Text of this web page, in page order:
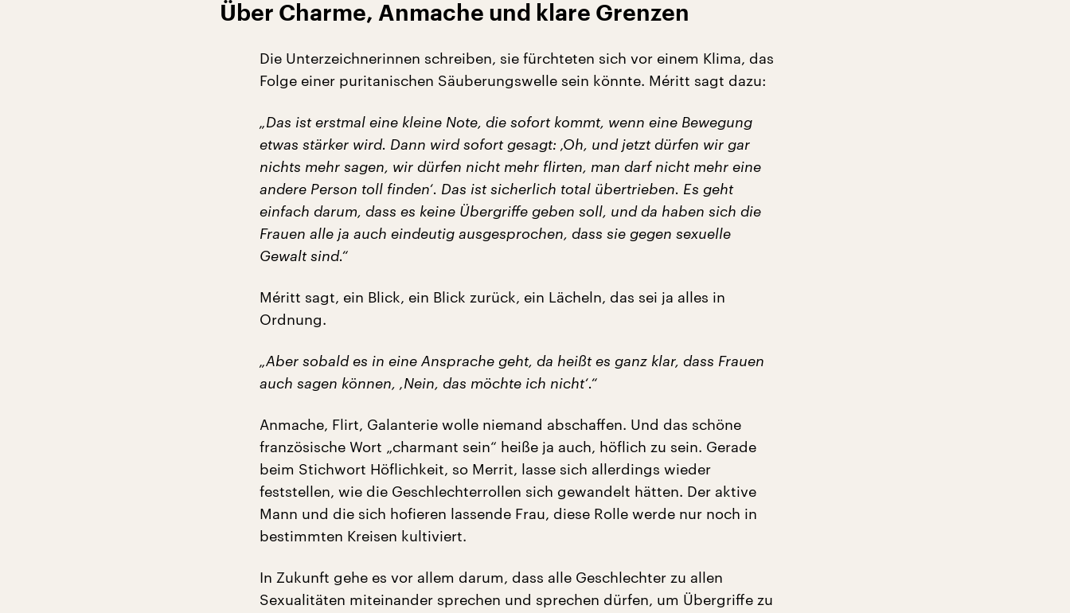
Über Charme, Anmache und klare Grenzen
Die Unterzeichnerinnen schreiben, sie fürchteten sich vor einem Klima, das
Folge einer puritanischen Säuberungswelle sein könnte. Méritt sagt dazu:
„Das ist erstmal eine kleine Note, die sofort kommt, wenn eine Bewegung
etwas stärker wird. Dann wird sofort gesagt: ‚Oh, und jetzt dürfen wir gar
nichts mehr sagen, wir dürfen nicht mehr flirten, man darf nicht mehr eine
andere Person toll finden‘. Das ist sicherlich total übertrieben. Es geht
einfach darum, dass es keine Übergriffe geben soll, und da haben sich die
Frauen alle ja auch eindeutig ausgesprochen, dass sie gegen sexuelle
Gewalt sind.“
Méritt sagt, ein Blick, ein Blick zurück, ein Lächeln, das sei ja alles in
Ordnung.
„Aber sobald es in eine Ansprache geht, da heißt es ganz klar, dass Frauen
auch sagen können, ‚Nein, das möchte ich nicht‘.“
Anmache, Flirt, Galanterie wolle niemand abschaffen. Und das schöne
französische Wort „charmant sein“ heiße ja auch, höflich zu sein. Gerade
beim Stichwort Höflichkeit, so Merrit, lasse sich allerdings wieder
feststellen, wie die Geschlechterrollen sich gewandelt hätten. Der aktive
Mann und die sich hofieren lassende Frau, diese Rolle werde nur noch in
bestimmten Kreisen kultiviert.
In Zukunft gehe es vor allem darum, dass alle Geschlechter zu allen
Sexualitäten miteinander sprechen und sprechen dürfen, um Übergriffe zu